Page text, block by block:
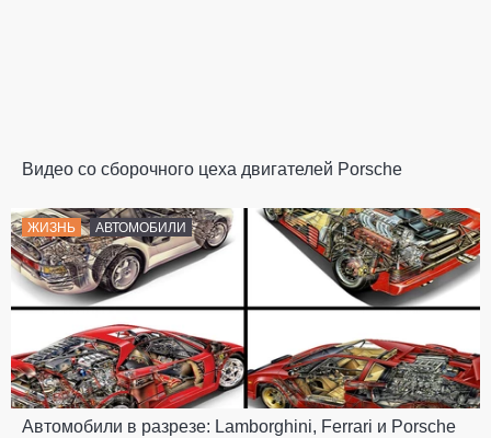
Видео со сборочного цеха двигателей Porsche
ЖИЗНЬ АВТОМОБИЛИ
Автомобили в разрезе: Lamborghini, Ferrari и Porsche